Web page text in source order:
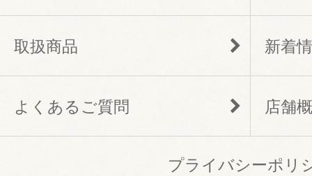
取扱商品 新着
よくあるご質問 店舗
プライバシーポリ